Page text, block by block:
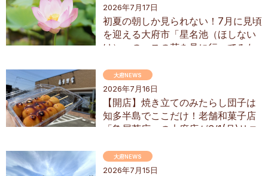
2026年7月17日
初夏の朝しか見られない！7月に見頃
を迎える大府市「星名池（ほしない
け）」のハスの花を見に行ってみた
2026年7月16日
【開店】焼き立てのみたらし団子は
知多半島でここだけ！老舗和菓子店
「亀屋芳広」の大府店が6/1(月)リニ
大府NEWS
2026年7月15日
大府NEWS